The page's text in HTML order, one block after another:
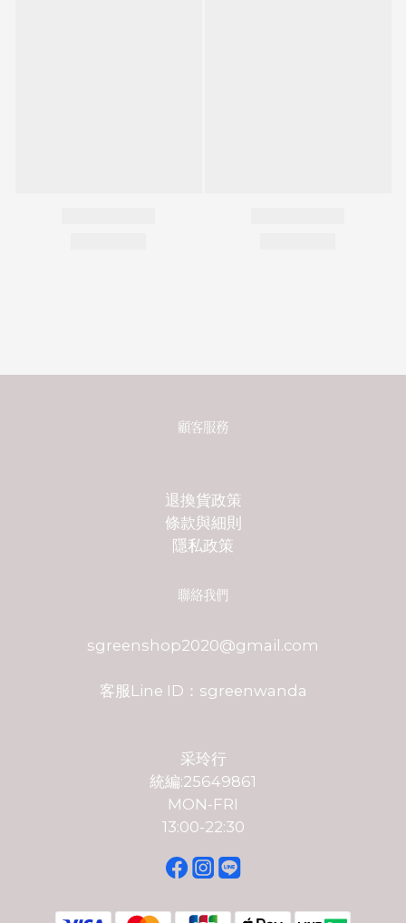
顧客服務
退換貨政策
條款與細則
隱私政策
聯絡我們
sgreenshop2020@gmail.com
客服Line ID：sgreenwanda
采玲行
統編:25649861
MON-FRI
13:00-22:30